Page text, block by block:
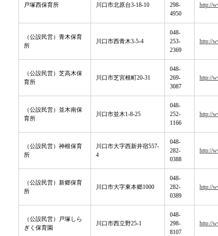
戸塚西保育所 川口市北原台3-18-10
298-
4950
http://
（公設民営）青木保育
所
川口市西青木3-5-4
048-
253-
2369
http://
（公設民営）芝高木保
育所
川口市芝宮根町20-31
048-
269-
3087
http://
（公設民営）並木南保
育所
川口市並木1-8-25
048-
252-
1166
http://
（公設民営）神根保育
所
川口市大字西新井宿557-
4
048-
282-
0388
http://
（公設民営）新郷保育
所
川口市大字東本郷1000
048-
282-
0389
http://
（公設民営）戸塚しら
ぎく保育園
川口市西立野25-1
048-
298-
8107
http://